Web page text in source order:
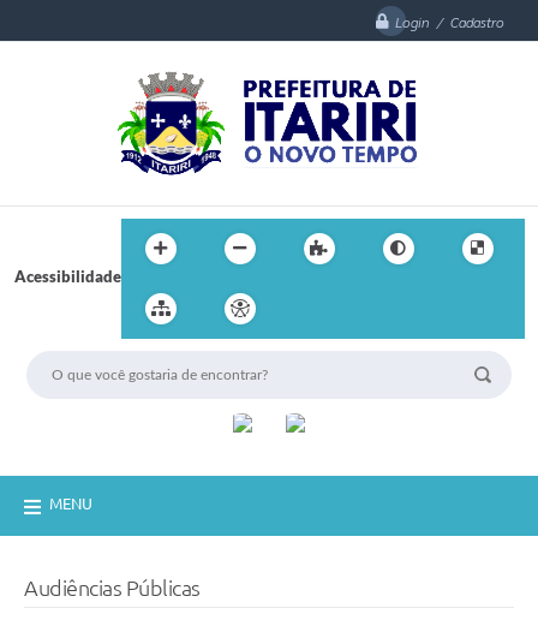
Login / Cadastro
Acessibilidade
MENU
Audiências Públicas